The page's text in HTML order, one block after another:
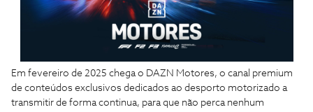
Em fevereiro de 2025 chega o DAZN Motores, o canal premium
de conteúdos exclusivos dedicados ao desporto motorizado a
transmitir de forma continua, para que não perca nenhum